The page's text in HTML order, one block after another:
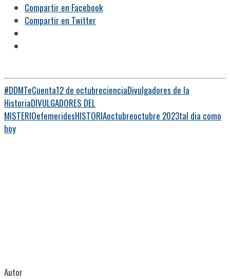
Compartir en Facebook
Compartir en Twitter
#DDMTeCuenta12 de octubrecienciaDivulgadores de la
HistoriaDIVULGADORES DEL
MISTERIOefemeridesHISTORIAoctubreoctubre 2023tal dia como
hoy
Autor